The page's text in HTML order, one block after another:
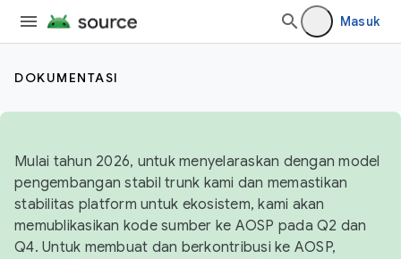
Masuk
DOKUMENTASI
Mulai tahun 2026, untuk menyelaraskan dengan model
pengembangan stabil trunk kami dan memastikan
stabilitas platform untuk ekosistem, kami akan
memublikasikan kode sumber ke AOSP pada Q2 dan
Q4. Untuk membuat dan berkontribusi ke AOSP,